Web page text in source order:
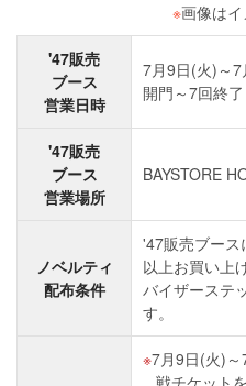
※画像は
'47販売
ブース
営業日時
7月9日(火)～
開門～7回終
'47販売
ブース
営業場所
BAYSTORE
ノベルティ
配布条件
'47販売ブース
以上お買い上
バイザーステ
す。
7月9日(火)
戦チケット